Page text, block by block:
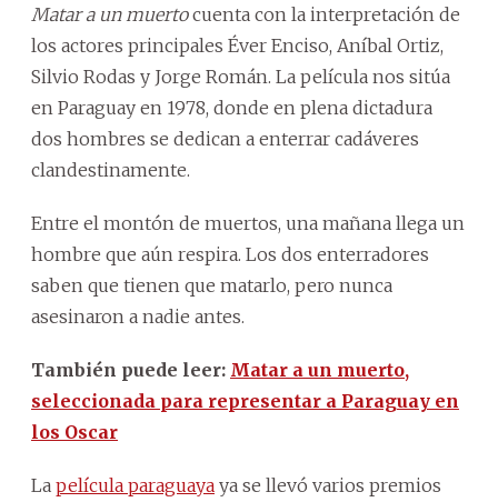
Matar a un muertocuenta con la interpretación de
los actores principales Éver Enciso, Aníbal Ortiz,
Silvio Rodas y Jorge Román. La película nos sitúa
en Paraguay en 1978, donde en plena dictadura
dos hombres se dedican a enterrar cadáveres
clandestinamente.
Entre el montón de muertos, una mañana llega un
hombre que aún respira. Los dos enterradores
saben que tienen que matarlo, pero nunca
asesinaron a nadie antes.
También puede leer: Matar a un muerto,
seleccionada para representar a Paraguay en
los Oscar
La película paraguaya ya se llevó varios premios